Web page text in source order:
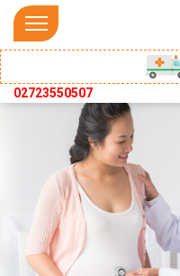
02723550507